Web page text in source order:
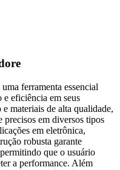
ferramenta essencial
e eficiência em seus
materiais de alta qualidade,
precisos em diversos tipos
em eletrônica,
robusta garante
que o usuário
a performance. Além